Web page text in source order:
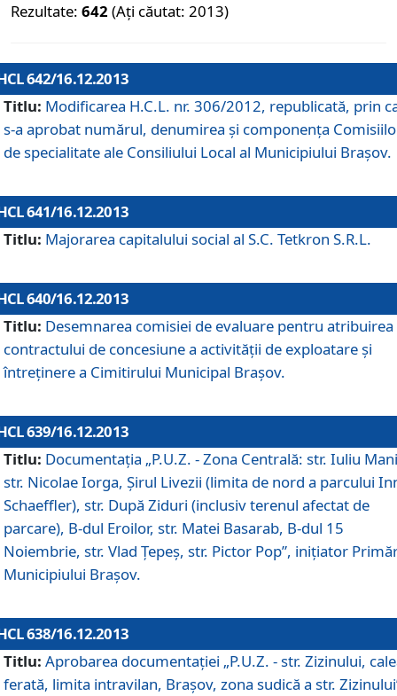
Rezultate: 642 (Ați căutat: 2013)
642/16.12.2013
Titlu: Modificarea H.C.L. nr. 306/2012, republicată, prin
s-a aprobat numărul, denumirea şi componenţa
de specialitate ale Consiliului Local al Municipiului Braşov.
641/16.12.2013
Titlu: Majorarea capitalului social al S.C. Tetkron S.R.L.
640/16.12.2013
Titlu: Desemnarea comisiei de evaluare pentru atribuirea
contractului de concesiune a activităţii de exploatare şi
întreţinere a Cimitirului Municipal Braşov.
639/16.12.2013
Titlu: Documentaţia „P.U.Z. - Zona Centrală: str. Iuliu
str. Nicolae Iorga, Şirul Livezii (limita de nord a parcului
Schaeffler), str. După Ziduri (inclusiv terenul afectat de
parcare), B-dul Eroilor, str. Matei Basarab, B-dul 15
Noiembrie, str. Vlad Ţepeş, str. Pictor Pop”, iniţiator
Municipiului Braşov.
638/16.12.2013
Titlu: Aprobarea documentaţiei „P.U.Z. - str. Zizinului,
ferată, limita intravilan, Braşov, zona sudică a str.